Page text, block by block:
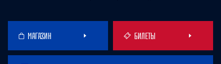
МАГАЗИН БИЛЕТЫ